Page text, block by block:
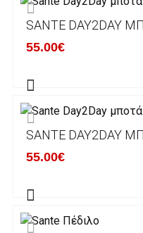
Τα προϊόντα που
του ηλεκτρονικού
Χρόνος
SANTE DAY2DAY
55.00€
SANTE DAY2DAY
55.00€